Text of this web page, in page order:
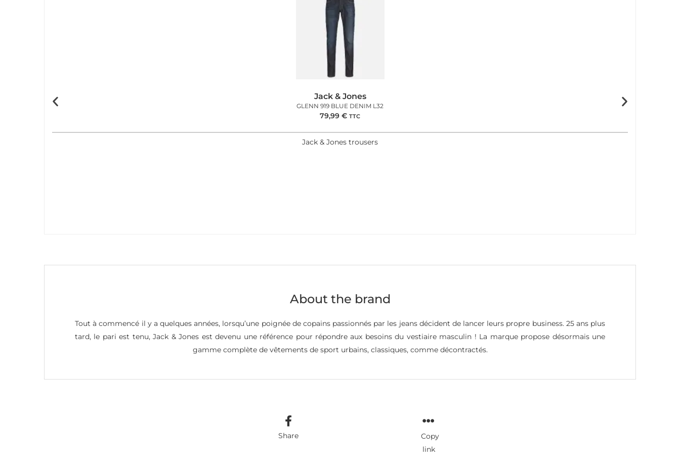
Jack & Jones
GLENN 919 BLUE DENIM L32
79,99 € TTC
Jack & Jones trousers
About the brand
Tout à commencé il y a quelques années, lorsqu’une poignée de copains passionnés par les jeans décident de lancer leurs propre business. 25 ans plus
tard, le pari est tenu, Jack & Jones est devenu une référence pour répondre aux besoins du vestiaire masculin ! La marque propose désormais une
gamme complète de vêtements de sport urbains, classiques, comme décontractés.
Share
Copy
link